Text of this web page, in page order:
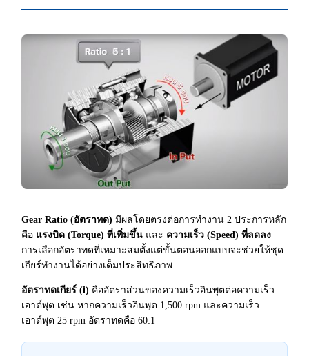
Gear Ratio (อัตราทด) มีผลโดยตรงต่อการทำงาน 2 ประการหลัก
คือ แรงบิด (Torque) ที่เพิ่มขึ้น และ ความเร็ว (Speed) ที่ลดลง
การเลือกอัตราทดที่เหมาะสมตั้งแต่ขั้นตอนออกแบบจะช่วยให้ชุด
เกียร์ทำงานได้อย่างเต็มประสิทธิภาพ
อัตราทดเกียร์ (i) คืออัตราส่วนของความเร็วอินพุตต่อความเร็ว
เอาต์พุต เช่น หากความเร็วอินพุต 1,500 rpm และความเร็ว
เอาต์พุต 25 rpm อัตราทดคือ 60:1